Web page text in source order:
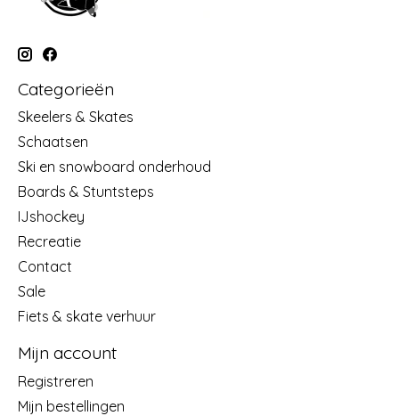
Categorieën
Skeelers & Skates
Schaatsen
Ski en snowboard onderhoud
Boards & Stuntsteps
IJshockey
Recreatie
Contact
Sale
Fiets & skate verhuur
Mijn account
Registreren
Mijn bestellingen